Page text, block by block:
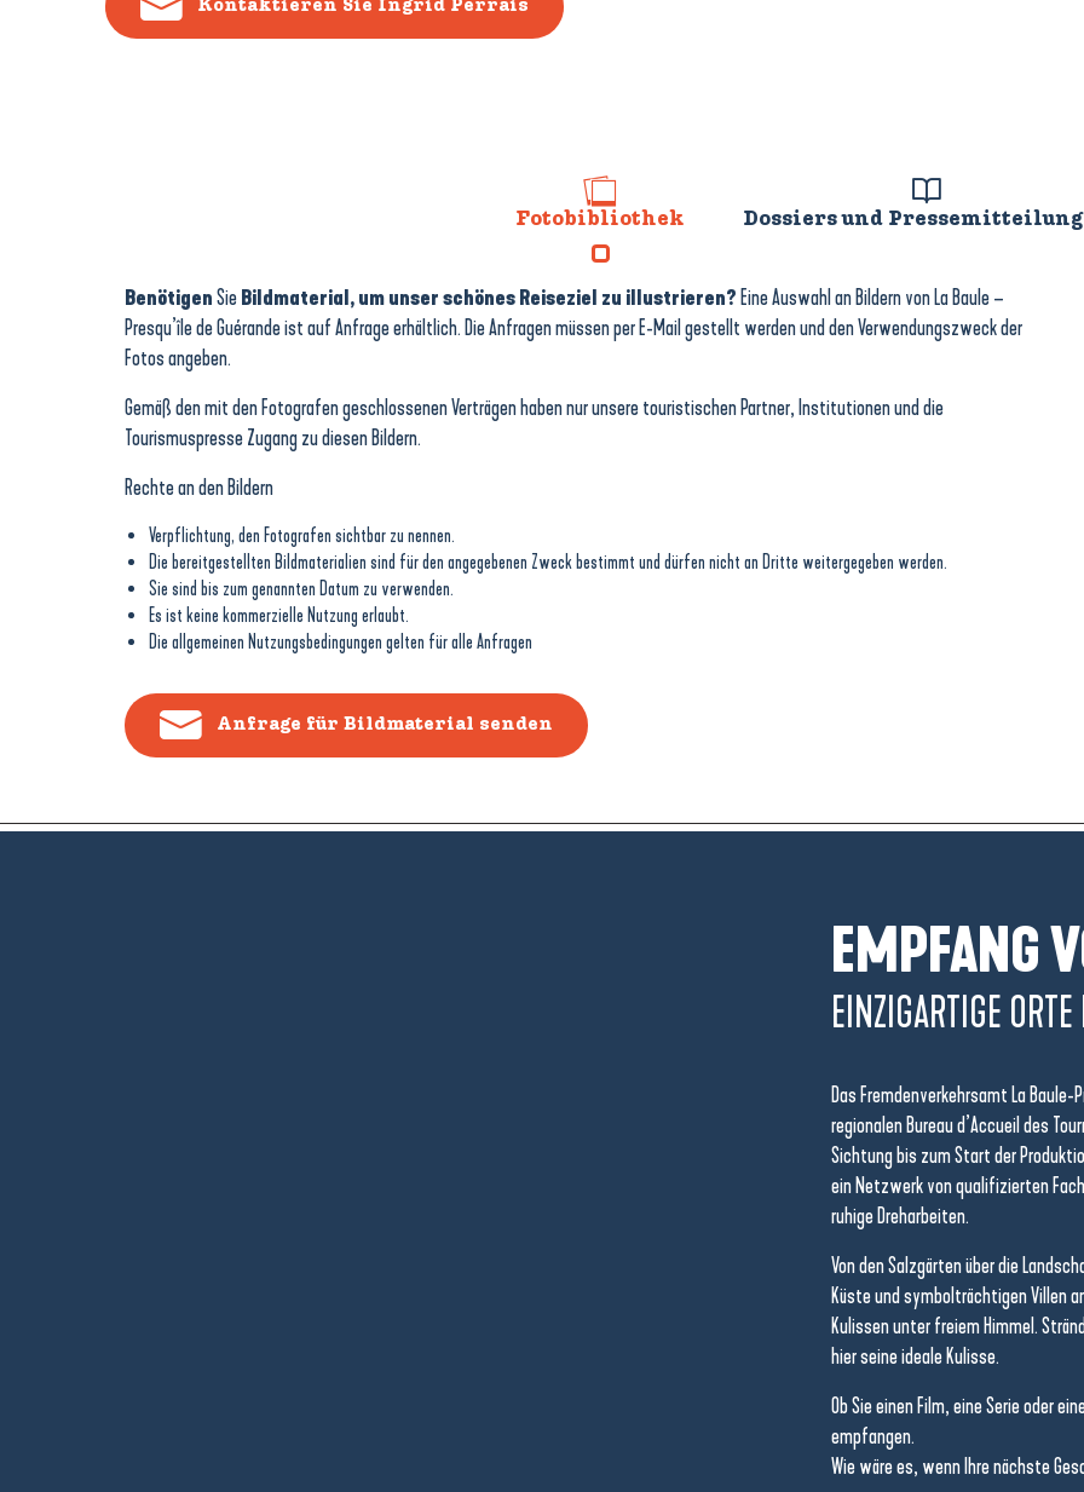
Kontaktieren Sie Ingrid Perrais
Fotobibliothek Dossiers und
BenötigenSieBildmaterial, um unser schönes Reiseziel zu illustrieren? Eine Auswahl an Bildern von La Baule –
Presqu’île de Guérande ist auf Anfrage erhältlich. Die Anfragen müssen per E-Mail gestellt werden und den Verwendungszweck der
Fotos angeben.
Gemäß den mit den Fotografen geschlossenen Verträgen haben nur unsere touristischen Partner, Institutionen und die
Tourismuspresse Zugang zu diesen Bildern.
Rechte an den Bildern
Verpflichtung, den Fotografen sichtbar zu nennen.
Die bereitgestellten Bildmaterialien sind für den angegebenen Zweck bestimmt und dürfen nicht an Dritte weitergegeben werden.
Sie sind bis zum genannten Datum zu verwenden.
Es ist keine kommerzielle Nutzung erlaubt.
Die allgemeinen Nutzungsbedingungen gelten für alle Anfragen
Anfrage für Bildmaterial senden
EMPFANG
EINZIGARTIGE
Das Fremdenverkehrsamt La
regionalen Bureau d’Accueil des
Sichtung bis zum Start der
ein Netzwerk von qualifizierten
ruhige Dreharbeiten.
Von den Salzgärten über die
Küste und symbolträchtigen Villen
Kulissen unter freiem Himmel.
hier seine ideale Kulisse.
Ob Sie einen Film, eine Serie oder
empfangen.
Wie wäre es, wenn Ihre nächste